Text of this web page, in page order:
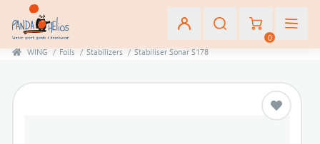
0
WING / Foils / Stabilizers / Stabiliser Sonar S178